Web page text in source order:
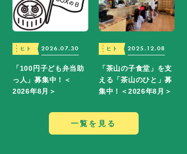
ヒト 2026.07.30
「100円子ども弁当助
っ人」募集中！＜
2026年8月＞
ヒト 2025.12.08
「茶山の子食堂」を支
える「茶山のひと」募
集中！＜2026年8月＞
一覧を見る